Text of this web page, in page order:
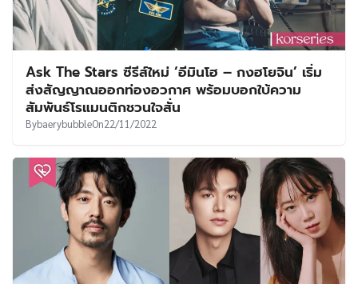
Ask The Stars ซีรีส์ใหม่ ‘อีมินโฮ – กงฮโยจิน’ เริ่ม
ส่งสัญญาณออกท่องอวกาศ พร้อมบอกใบ้ความ
สัมพันธ์โรแมนติกชวนใจสั่น
BybaerybubbleOn22/11/2022